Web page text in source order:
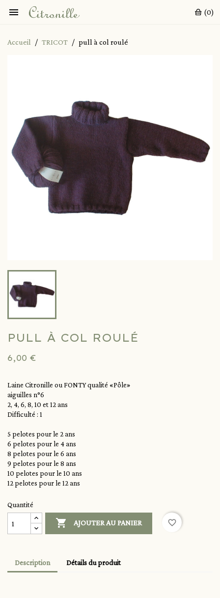
 (0)
Accueil TRICOT pull à col roulé
PULL À COL ROULÉ
6,00 €
Laine Citronille ou FONTY qualité «Pôle»
aiguilles n°6
2, 4, 6, 8, 10 et 12 ans
Difficulté : 1
5 pelotes pour le 2 ans
6 pelotes pour le 4 ans
8 pelotes pour le 6 ans
9 pelotes pour le 8 ans
10 pelotes pour le 10 ans
12 pelotes pour le 12 ans
Quantité
 AJOUTER AU PANIER favorite_border
Description Détails du produit